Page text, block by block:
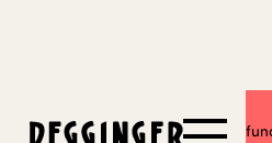
Dieses Event hat schon
17.10.2023